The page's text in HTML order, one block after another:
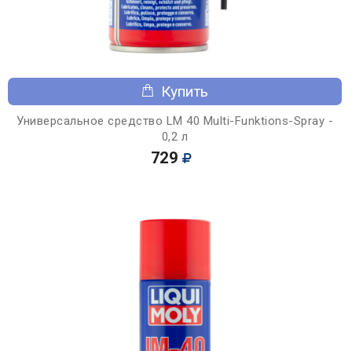
Купить
Универсальное средство LM 40 Multi-Funktions-Spray -
0,2 л
729